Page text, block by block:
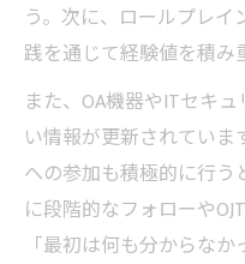
う。次に、ロールプレ
践を通じて経験値を積み
また、OA機器やITセキ
い情報が更新されてい
への参加も積極的に行
に段階的なフォローや
「最初は何も分からな